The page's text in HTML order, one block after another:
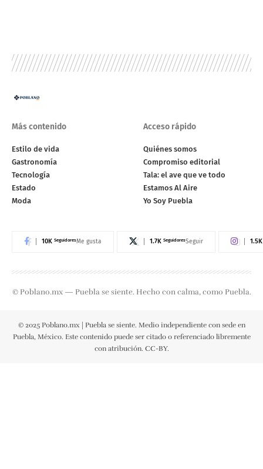
Más contenido
Estilo de vida
Gastronomía
Tecnología
Estado
Moda
Acceso rápido
Quiénes somos
Compromiso editorial
Tala: el ave que ve todo
Estamos Al Aire
Yo Soy Puebla
10K SeguidoresMe gusta 1.7K SeguidoresSeguir 1.5K
© Poblano.mx — Puebla se siente. Hecho con calma, como Puebla.
© 2025 Poblano.mx | Puebla se siente. Medio independiente con sede en
Puebla, México. Este contenido puede ser citado o referenciado libremente
con atribución. CC-BY.